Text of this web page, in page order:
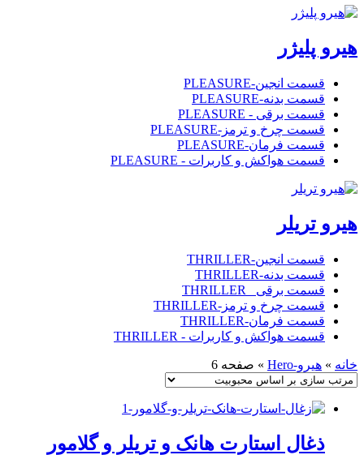
هیرو پلیژر
قسمت انجین-PLEASURE
قسمت بدنه-PLEASURE
قسمت برقی - PLEASURE
قسمت چرخ و ترمز-PLEASURE
قسمت فرمان-PLEASURE
قسمت هواکش و کاربرات - PLEASURE
هیرو تریلر
قسمت انجین-THRILLER
قسمت بدنه-THRILLER
قسمت برقی _THRILLER
قسمت چرخ و ترمز-THRILLER
قسمت فرمان-THRILLER
قسمت هواکش و کاربرات - THRILLER
خانه » هیرو-Hero » صفحه 6
ذغال استارت هانک و تریلر و گلامور